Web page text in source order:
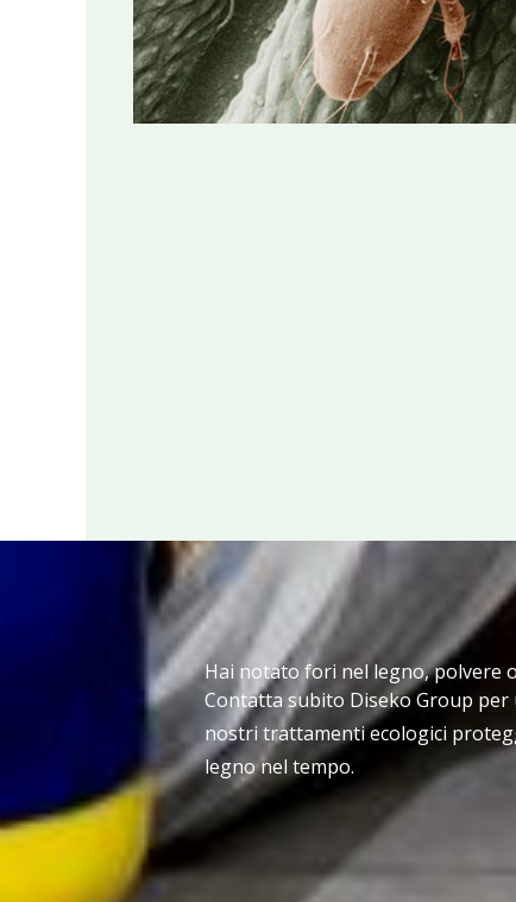
Hai notato fori nel legno, polvere
Contatta subito Diseko Group
nostri trattamenti ecologici
legno nel tempo.